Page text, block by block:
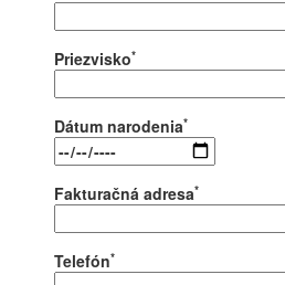
Priezvisko*
Dátum narodenia*
Fakturačná adresa*
Telefón*